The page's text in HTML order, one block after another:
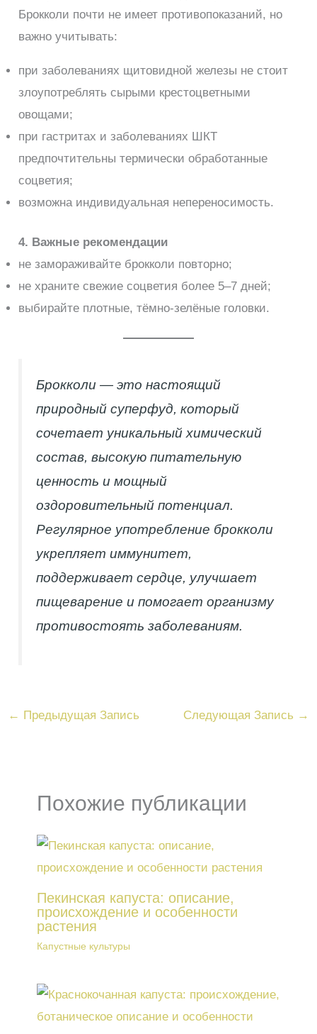
Брокколи почти не имеет противопоказаний, но
важно учитывать:
при заболеваниях щитовидной железы не стоит
злоупотреблять сырыми крестоцветными
овощами;
при гастритах и заболеваниях ШКТ
предпочтительны термически обработанные
соцветия;
возможна индивидуальная непереносимость.
4. Важные рекомендации
не замораживайте брокколи повторно;
не храните свежие соцветия более 5–7 дней;
выбирайте плотные, тёмно-зелёные головки.
Брокколи — это настоящий
природный суперфуд, который
сочетает уникальный химический
состав, высокую питательную
ценность и мощный
оздоровительный потенциал.
Регулярное употребление брокколи
укрепляет иммунитет,
поддерживает сердце, улучшает
пищеварение и помогает организму
противостоять заболеваниям.
← Предыдущая Запись Следующая Запись →
Похожие публикации
Пекинская капуста: описание,
происхождение и особенности
растения
Капустные культуры